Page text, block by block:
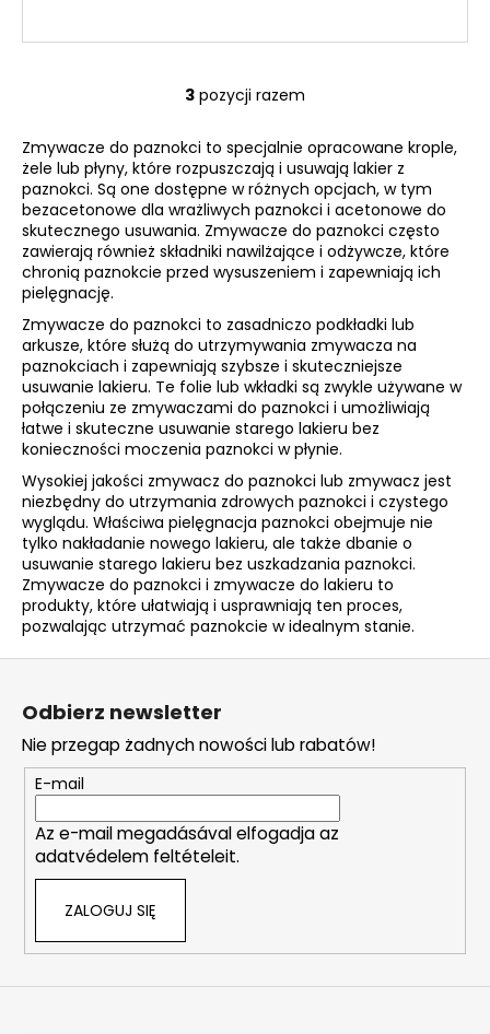
K
n
t
r
o
l
k
l
i
s
t
y
3 pozycji razem
Zmywacze do paznokci to specjalnie opracowane krople,
żele lub płyny, które rozpuszczają i usuwają lakier z
paznokci. Są one dostępne w różnych opcjach, w tym
bezacetonowe dla wrażliwych paznokci i acetonowe do
skutecznego usuwania. Zmywacze do paznokci często
zawierają również składniki nawilżające i odżywcze, które
chronią paznokcie przed wysuszeniem i zapewniają ich
pielęgnację.
Zmywacze do paznokci to zasadniczo podkładki lub
arkusze, które służą do utrzymywania zmywacza na
paznokciach i zapewniają szybsze i skuteczniejsze
usuwanie lakieru. Te folie lub wkładki są zwykle używane w
połączeniu ze zmywaczami do paznokci i umożliwiają
łatwe i skuteczne usuwanie starego lakieru bez
konieczności moczenia paznokci w płynie.
Wysokiej jakości zmywacz do paznokci lub zmywacz jest
niezbędny do utrzymania zdrowych paznokci i czystego
wyglądu. Właściwa pielęgnacja paznokci obejmuje nie
tylko nakładanie nowego lakieru, ale także dbanie o
usuwanie starego lakieru bez uszkadzania paznokci.
Zmywacze do paznokci i zmywacze do lakieru to
produkty, które ułatwiają i usprawniają ten proces,
pozwalając utrzymać paznokcie w idealnym stanie.
S
Odbierz newsletter
Nie przegap żadnych nowości lub rabatów!
E-mail
Az e-mail megadásával elfogadja az
adatvédelem feltételeit.
ZALOGUJ SIĘ